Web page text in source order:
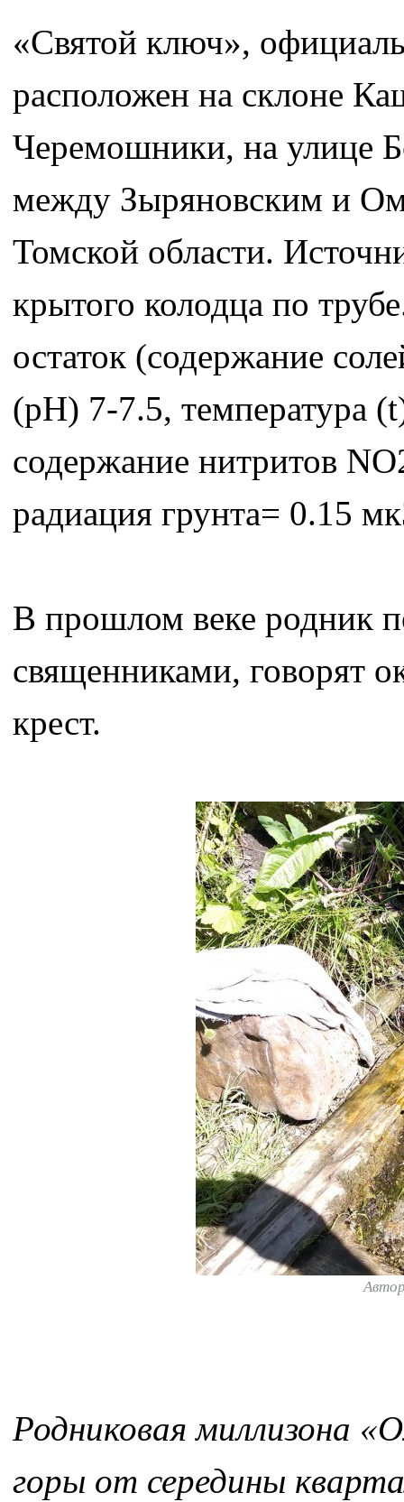
«Святой ключ»,
расположен на склоне
Черемошники, на улице
между Зыряновским и
Томской области.
крытого колодца по
остаток (содержание
(pH) 7-7.5, температура
содержание нитритов
радиация грунта= 0.15
В прошлом веке родник
священниками, говорят
крест.
Родниковая миллизона
горы от середины